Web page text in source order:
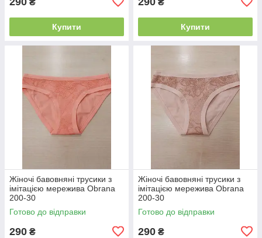
Купити Купити
Жіночі бавовняні трусики з
імітацією мережива Obrana
200-30
Готово до відправки
290 ₴
Жіночі бавовняні трусики з
імітацією мережива Obrana
200-30
Готово до відправки
290 ₴